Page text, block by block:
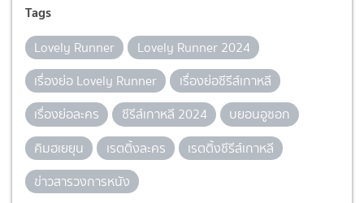
Tags
Lovely Runner
Lovely Runner 2024
เรื่องย่อ Lovely Runner
เรื่องย่อซีรีส์เกาหลี
เรื่องย่อละคร
ซีรีส์เกาหลี 2024
บยอนอูซอก
คิมฮเยยุน
เรตติ้งละคร
เรตติ้งซีรีส์เกาหลี
ข่าวสารวงการหนัง